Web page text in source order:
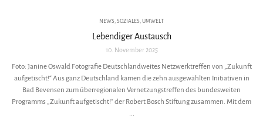
NEWS SOZIALES UMWELT
Lebendiger Austausch
10. November 2025
Foto: Janine Oswald Fotografie Deutschlandweites Netzwerktreffen von „Zukunft
aufgetischt!“ Aus ganz Deutschland kamen die zehn ausgewählten Initiativen in
Bad Bevensen zum überregionalen Vernetzungstreffen des bundesweiten
Programms „Zukunft aufgetischt!“ der Robert Bosch Stiftung zusammen. Mit dem